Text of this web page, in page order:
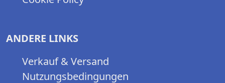
ANDERE LINKS
Verkauf & Versand
Nutzungsbedingungen